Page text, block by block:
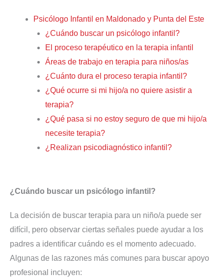
Psicólogo Infantil en Maldonado y Punta del Este
¿Cuándo buscar un psicólogo infantil?
El proceso terapéutico en la terapia infantil
Áreas de trabajo en terapia para niños/as
¿Cuánto dura el proceso terapia infantil?
¿Qué ocurre si mi hijo/a no quiere asistir a
terapia?
¿Qué pasa si no estoy seguro de que mi hijo/a
necesite terapia?
¿Realizan psicodiagnóstico infantil?
¿Cuándo buscar un psicólogo infantil?
La decisión de buscar terapia para un niño/a puede ser
difícil, pero observar ciertas señales puede ayudar a los
padres a identificar cuándo es el momento adecuado.
Algunas de las razones más comunes para buscar apoyo
profesional incluyen: